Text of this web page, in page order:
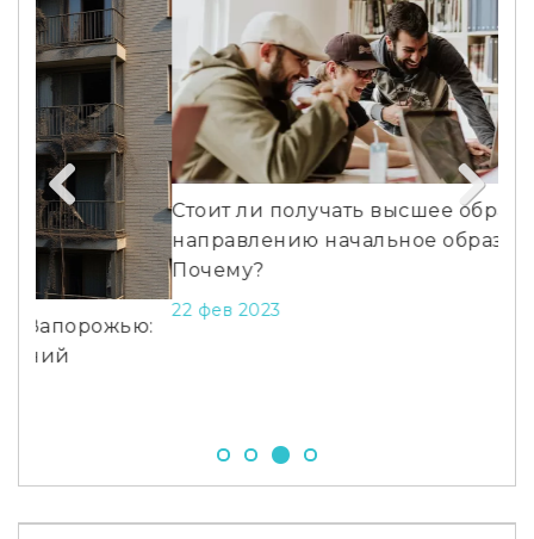
Стоит ли получать высшее образование по
направлению начальное образование?
Почему?
Previous Next